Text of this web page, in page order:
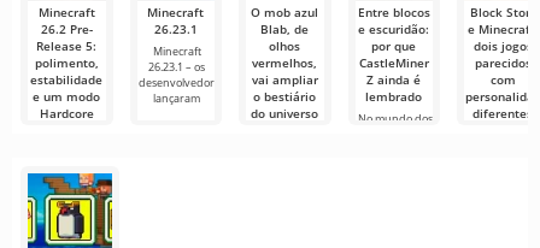
Minecraft
26.2 Pre-
Release 5:
polimento,
estabilidade
e um modo
Hardcore
quinta build
de pré-
lançamento
Minecraft
26.23.1
Minecraft
26.23.1 – os
desenvolvedores
lançaram
O mob azul
Blab, de
olhos
vermelhos,
vai ampliar
o bestiário
do universo
Entre blocos
e escuridão:
por que
CastleMiner
Z ainda é
lembrado
No mundo dos
Block Story
e Minecraft:
dois jogos
parecidos
com
diferentes